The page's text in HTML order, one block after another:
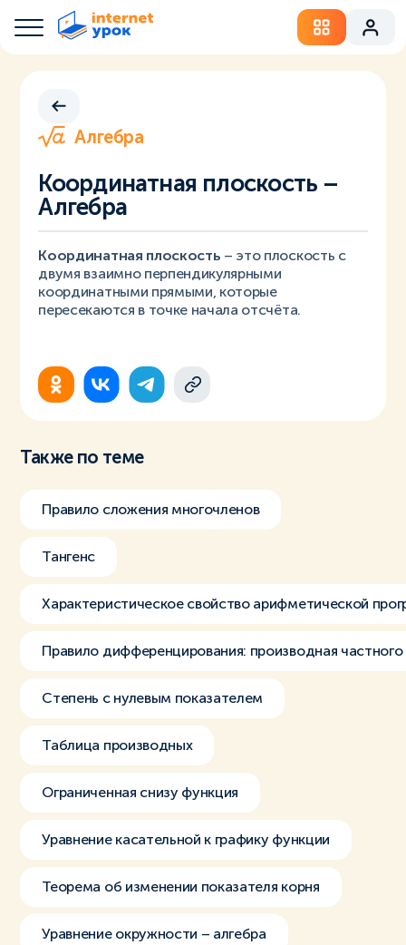
Алгебра
Координатная плоскость –
Алгебра
Координатная плоскость – это плоскость с
двумя взаимно перпендикулярными
координатными прямыми, которые
пересекаются в точке начала отсчёта.
Также по теме
Правило сложения многочленов
Тангенс
Характеристическое свойство арифметической
Правило дифференцирования: производная частного
Степень с нулевым показателем
Таблица производных
Ограниченная снизу функция
Уравнение касательной к графику функции
Теорема об изменении показателя корня
Уравнение окружности – алгебра